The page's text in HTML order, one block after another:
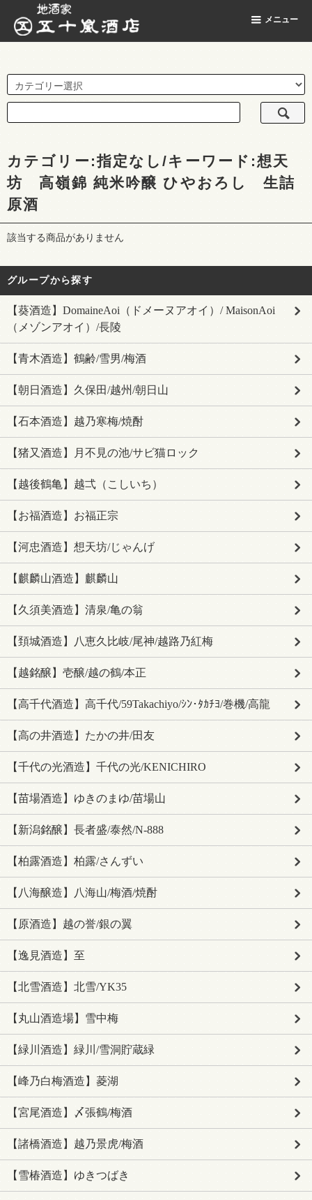
地酒家 五十嵐酒店
メニュー
カテゴリー:指定なし/キーワード:想天
坊 高嶺錦 純米吟醸 ひやおろし 生詰
原酒
該当する商品がありません
グループから探す
【葵酒造】DomaineAoi（ドメーヌアオイ）/ MaisonAoi
（メゾンアオイ）/長陵
【青木酒造】鶴齢/雪男/梅酒
【朝日酒造】久保田/越州/朝日山
【石本酒造】越乃寒梅/焼酎
【猪又酒造】月不見の池/サビ猫ロック
【越後鶴亀】越弌（こしいち）
【お福酒造】お福正宗
【河忠酒造】想天坊/じゃんげ
【麒麟山酒造】麒麟山
【久須美酒造】清泉/亀の翁
【頚城酒造】八恵久比岐/尾神/越路乃紅梅
【越銘醸】壱醸/越の鶴/本正
【高千代酒造】高千代/59Takachiyo/ｼﾝ･ﾀｶﾁﾖ/巻機/高龍
【高の井酒造】たかの井/田友
【千代の光酒造】千代の光/KENICHIRO
【苗場酒造】ゆきのまゆ/苗場山
【新潟銘醸】長者盛/泰然/N-888
【柏露酒造】柏露/さんずい
【八海醸造】八海山/梅酒/焼酎
【原酒造】越の誉/銀の翼
【逸見酒造】至
【北雪酒造】北雪/YK35
【丸山酒造場】雪中梅
【緑川酒造】緑川/雪洞貯蔵緑
【峰乃白梅酒造】菱湖
【宮尾酒造】〆張鶴/梅酒
【諸橋酒造】越乃景虎/梅酒
【雪椿酒造】ゆきつばき